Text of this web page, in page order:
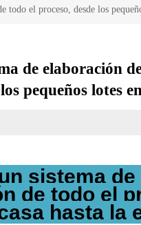
el proceso, desde los
de elaboración
pequeños lotes
sistema
de todo el
hasta la